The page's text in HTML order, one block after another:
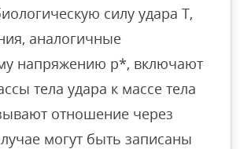
силу удара T,
аналогичные
напряжению p*, включают
тела удара к массе тела
отношение через
могут быть записаны